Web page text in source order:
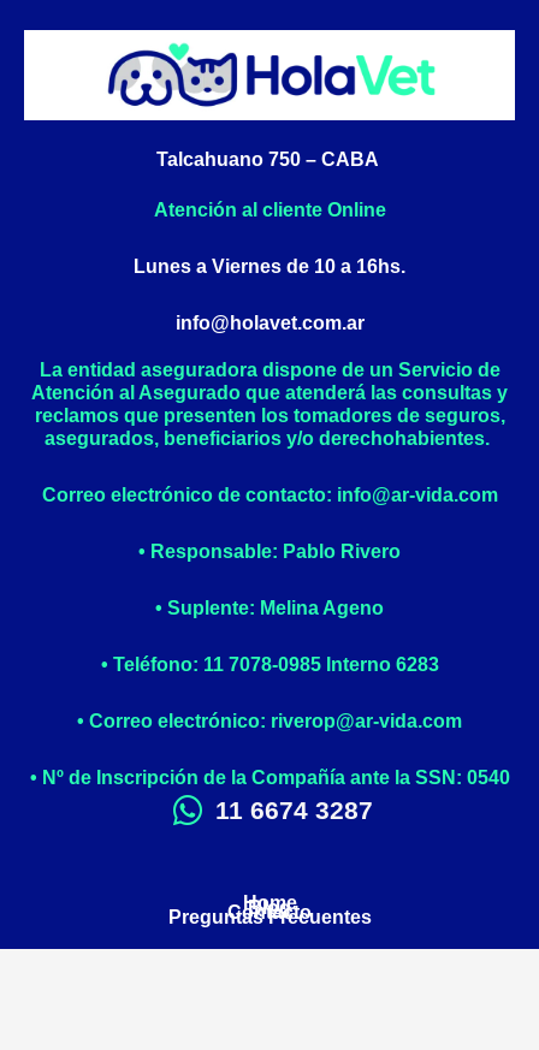
e
b
o
o
k
-
f
t
g
r
a
m
Talcahuano 750 – CABA
Atención al cliente Online
Lunes a Viernes de 10 a 16hs.
info@holavet.com.ar
La entidad aseguradora dispone de un Servicio de
Atención al Asegurado que atenderá las consultas y
reclamos que presenten los tomadores de seguros,
asegurados, beneficiarios y/o derechohabientes.
Correo electrónico de contacto: info@ar-vida.com
• Responsable: Pablo Rivero
• Suplente: Melina Ageno
• Teléfono: 11 7078-0985 Interno 6283
• Correo electrónico: riverop@ar-vida.com
• Nº de Inscripción de la Compañía ante la SSN: 0540
11 6674 3287
Home
Blog
Contacto
Preguntas Frecuentes